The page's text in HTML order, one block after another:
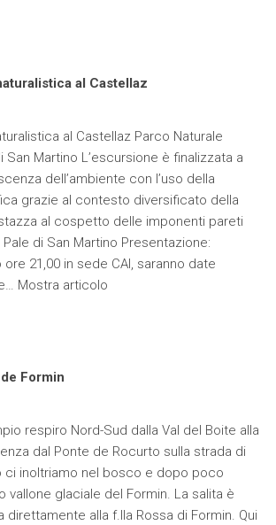
al Castellaz
al Castellaz Parco Naturale
San Martino L’escursione è finalizzata a
dell’ambiente con l’uso della
grazie al contesto diversificato della
al cospetto delle imponenti pareti
di San Martino Presentazione:
21,00 in sede CAI, saranno date
Mostra articolo
Formin
respiro Nord-Sud dalla Val del Boite alla
dal Ponte de Rocurto sulla strada di
ci inoltriamo nel bosco e dopo poco
vallone glaciale del Formin. La salita è
alla f.lla Rossa di Formin. Qui